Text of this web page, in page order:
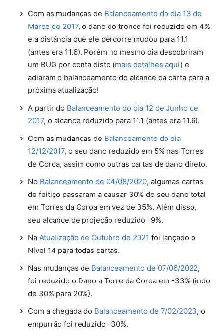
Com as mudanças de Balanceamento do dia 13 de
Março de 2017, o dano do tronco foi reduzido em 4%
e a distância que ele percorre mudou para 11.1
(antes era 11.6). Porém no mesmo dia descobriram
um BUG por conta disto (mais detalhes aqui) e
adiaram o balanceamento do alcance da carta para a
próxima atualização!
A partir do Balanceamento do dia 12 de Junho de
2017, o alcance reduzido para 11.1 (antes era 11.6).
Com as mudanças de Balanceamento do dia
12/12/2017, o seu dano reduzido em 5% nas Torres
de Coroa, assim como outras cartas de dano direto.
No Balanceamento de 04/08/2020, algumas cartas
de feitiço passaram a causar 30% do seu dano total
em Torres da Coroa em vez de 35%. Além disso,
seu alcance de projeção reduzido -9%.
Na Atualização de Outubro de 2021 foi lançado o
Nível 14 para todas cartas.
Nas mudanças de Balanceamento de 07/06/2022,
foi reduzido o Dano a Torre da Coroa em -33% (indo
de 30% para 20%).
Com a chegada do Balanceamento de 7/02/2023, o
empurrão foi reduzido -30%.